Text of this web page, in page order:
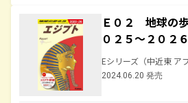
Ｅ０２ 地球の
０２５～２０２６
Eシリーズ（中近東 ア
2024.06.20 発売